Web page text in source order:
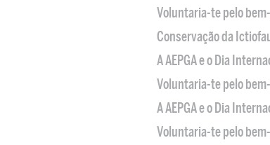
Voluntaria-te pelo
Conservação da
A AEPGA e o Dia
Voluntaria-te pelo
A AEPGA e o Dia
Voluntaria-te pelo